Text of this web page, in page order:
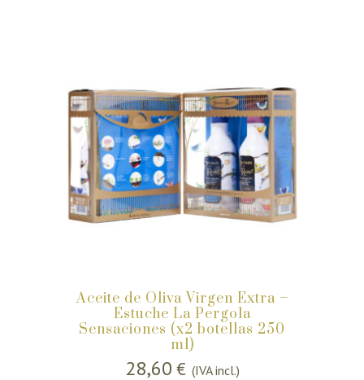
Aceite de Oliva Virgen Extra –
Estuche La Pergola
Sensaciones (x2 botellas 250
ml)
28,60 € (IVA incl.)